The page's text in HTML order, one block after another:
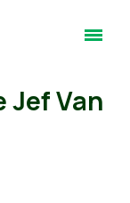
Jef Van